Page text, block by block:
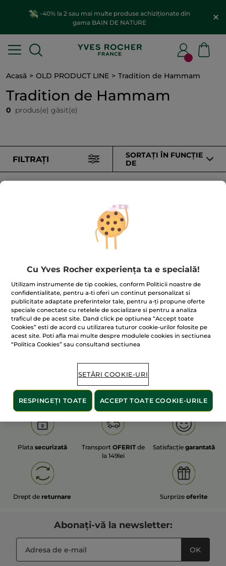
-40% la 2 sau mai multe produse achiziționate din
gama BAIN DE NATURE
Acasă OLD PRODUCT LINE Tradition de Hammam
Tradition de Hammam
0 produs(e) găsit(e)
FILTRAȚI
SORTAȚI ÎN FUNCȚIE
DE
100% extracte din
plante
60 de hectarede
terenuri pe care se practică
agricultura ecologică
Afișați mai multe
OLD PRODUCT LINE LES DEODORANTS NAT.
Plata securizată Transport OFERITde
la 149lei
Satisfacțiegarantată
Drept de returnare Surprize oferite
Abonați-vă la newsletter:
OK
Cu Yves Rocher experiența ta e specială!
Utilizam instrumente de tip cookies, conform Politicii noastre de
confidentialitate, pentru a-ti oferi un continut personalizat si
publicitate adaptate preferintelor tale, pentru a-ți propune oferte
speciale conectate cu retelele de socializare si pentru a analiza
traficul de pe acest site. Dand click pe optiunea “Accept toate
Cookies” esti de acord cu utilizarea tuturor cookie-urilor folosite pe
acest site. Poti afla mai multe despre modulele cookies in sectiunea
“Politica Cookies” sau consultand sectiunea
SETĂRI COOKIE-URI
RESPINGEȚI TOATE ACCEPT TOATE COOKIE-URILE